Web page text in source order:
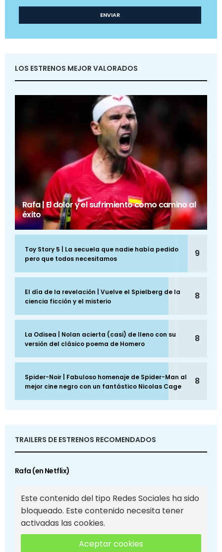
LOS ESTRENOS MEJOR VALORADOS
Rafa | El dolor y el sufrimiento como camino al
éxito
Toy Story 5 | La secuela que nadie había pedido
pero que todos necesitamos
9
El día de la revelación | Vuelve el Spielberg de la
ciencia ficción y el misterio
8
La Odisea | Nolan acierta (casi) de lleno con su
versión del clásico poema de Homero
8
Spider-Noir | Fabuloso homenaje de Spider-Man al
mejor cine negro con un fantástico Nicolas Cage
8
TRAILERS DE ESTRENOS RECOMENDADOS
Rafa (en Netflix)
Este contenido del tipo Redes Sociales ha sido
bloqueado. Este contenido necesita tener
activadas las cookies.
Aceptar cookies